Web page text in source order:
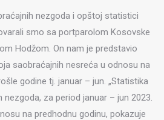
nezgoda i opštoj statistici
smo sa portparolom Kosovske
Hodžom. On nam je predstavio
saobraćajnih nesreća u odnosu na
godine tj. januar – jun. „Statistika
nezgoda, za period januar – jun 2023.
na predhodnu godinu, pokazuje